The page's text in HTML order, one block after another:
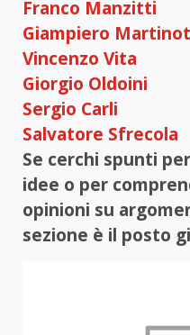
Franco Manzitti
Giampiero
Vincenzo Vita
Giorgio Oldoini
Sergio Carli
Salvatore Sfrecola
Se cerchi spunti
idee o per
opinioni su
sezione è il posto